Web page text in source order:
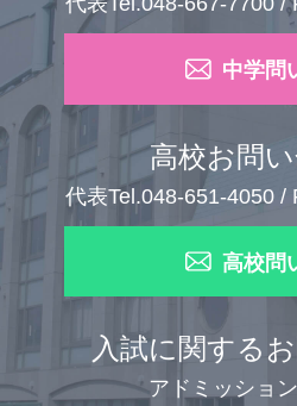
中学問
高校お問
代表Tel.048-651-4050 /
高校問
入試に関する
アドミッショ